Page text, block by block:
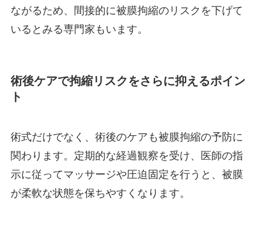
ながるため、間接的に被膜拘縮のリスクを下げて
いるとみる専門家もいます。
術後ケアで拘縮リスクをさらに抑えるポイン
ト
術式だけでなく、術後のケアも被膜拘縮の予防に
関わります。定期的な経過観察を受け、医師の指
示に従ってマッサージや圧迫固定を行うと、被膜
が柔軟な状態を保ちやすくなります。